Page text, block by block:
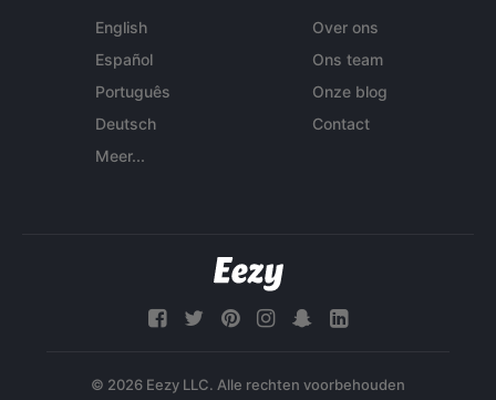
English
Español
Português
Deutsch
Meer...
Over ons
Ons team
Onze blog
Contact
© 2026 Eezy LLC. Alle rechten voorbehouden